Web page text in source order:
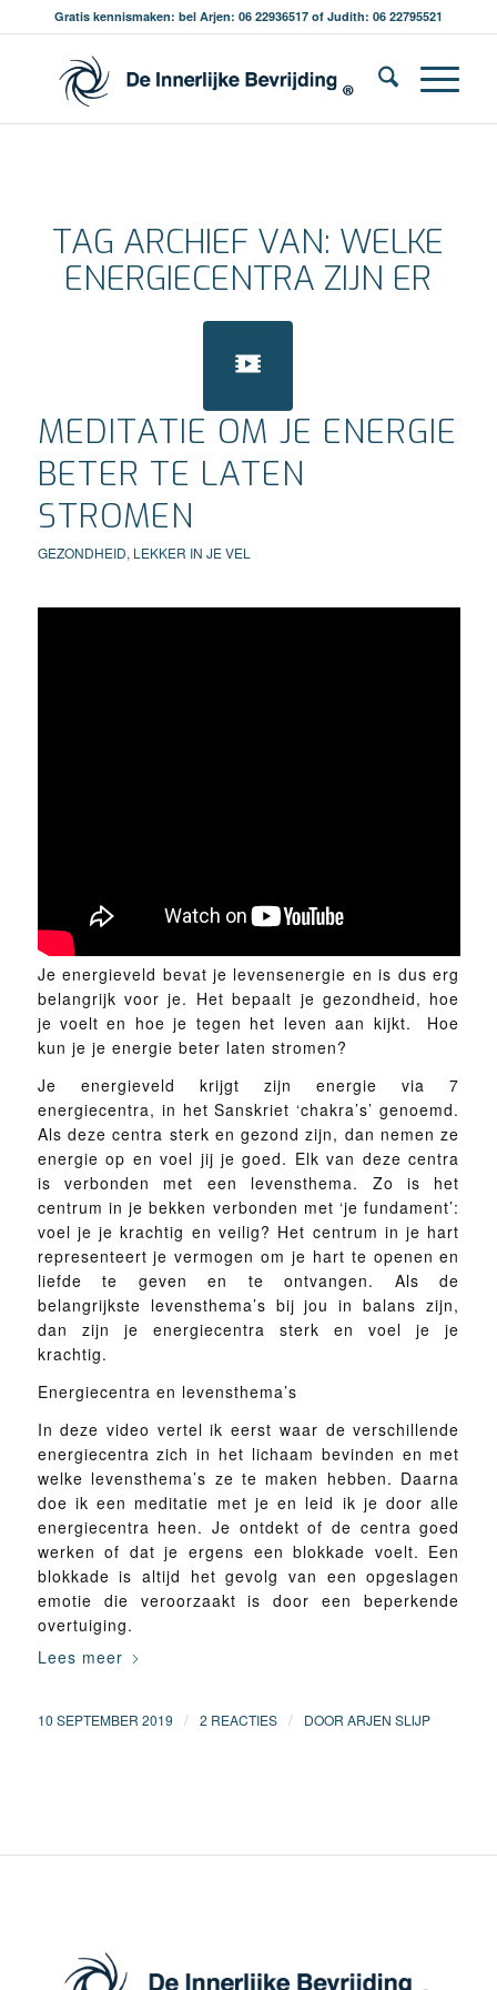
Gratis kennismaken: bel Arjen: 06 22936517 of Judith: 06 22795521
TAG ARCHIEF VAN: WELKE
ENERGIECENTRA ZIJN ER
MEDITATIE OM JE ENERGIE
BETER TE LATEN
STROMEN
GEZONDHEID, LEKKER IN JE VEL
Je energieveld bevat je levensenergie en is dus erg
belangrijk voor je. Het bepaalt je gezondheid, hoe
je voelt en hoe je tegen het leven aan kijkt. Hoe
kun je je energie beter laten stromen?
Je energieveld krijgt zijn energie via 7
energiecentra, in het Sanskriet ‘chakra’s’ genoemd.
Als deze centra sterk en gezond zijn, dan nemen ze
energie op en voel jij je goed. Elk van deze centra
is verbonden met een levensthema. Zo is het
centrum in je bekken verbonden met ‘je fundament’:
voel je je krachtig en veilig? Het centrum in je hart
representeert je vermogen om je hart te openen en
liefde te geven en te ontvangen. Als de
belangrijkste levensthema’s bij jou in balans zijn,
dan zijn je energiecentra sterk en voel je je
krachtig.
Energiecentra en levensthema’s
In deze video vertel ik eerst waar de verschillende
energiecentra zich in het lichaam bevinden en met
welke levensthema’s ze te maken hebben. Daarna
doe ik een meditatie met je en leid ik je door alle
energiecentra heen. Je ontdekt of de centra goed
werken of dat je ergens een blokkade voelt. Een
blokkade is altijd het gevolg van een opgeslagen
emotie die veroorzaakt is door een beperkende
overtuiging.
Lees meer
10 SEPTEMBER 2019 / 2 REACTIES / DOOR ARJEN SLIJP